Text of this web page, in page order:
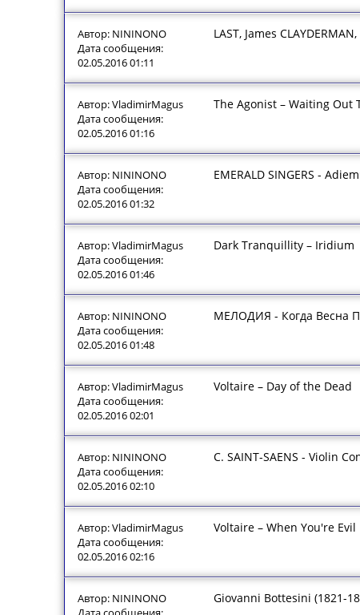
Автор: NININONO
Дата сообщения:
02.05.2016 01:11
LAST, James
Автор: VladimirMagus
Дата сообщения:
02.05.2016 01:16
The Agonist – Waiting Out
Автор: NININONO
Дата сообщения:
02.05.2016 01:32
EMERALD SINGERS -
Автор: VladimirMagus
Дата сообщения:
02.05.2016 01:46
Dark Tranquillity – Iridium
Автор: NININONO
Дата сообщения:
02.05.2016 01:48
МЕЛОДИЯ - Когда Весна
Автор: VladimirMagus
Дата сообщения:
02.05.2016 02:01
Voltaire – Day of the Dead
Автор: NININONO
Дата сообщения:
02.05.2016 02:10
C. SAINT-SAENS - Violin
Автор: VladimirMagus
Дата сообщения:
02.05.2016 02:16
Voltaire – When You're Evil
Автор: NININONO
Giovanni Bottesini (1821-